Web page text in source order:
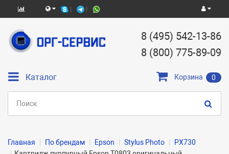
8 (495) 542-13-86
8 (800) 775-89-09
Каталог Корзина 0
Главная По брендам Epson Stylus Photo
PX730